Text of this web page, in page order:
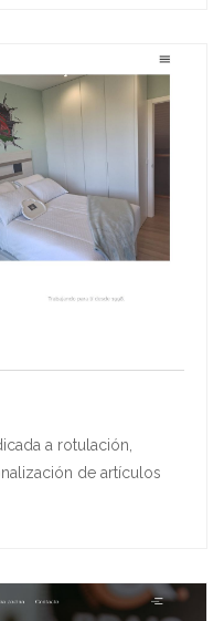
a rotulación,
de artículos